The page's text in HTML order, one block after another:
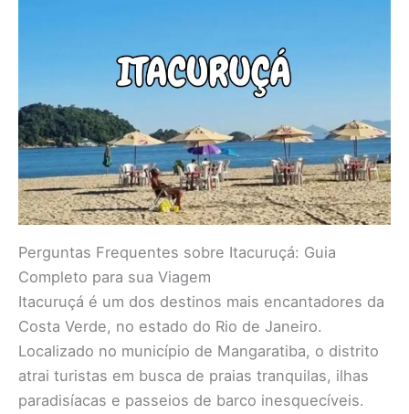
Perguntas Frequentes sobre Itacuruçá: Guia
Completo para sua Viagem
Itacuruçá é um dos destinos mais encantadores da
Costa Verde, no estado do Rio de Janeiro.
Localizado no município de Mangaratiba, o distrito
atrai turistas em busca de praias tranquilas, ilhas
paradisíacas e passeios de barco inesquecíveis.